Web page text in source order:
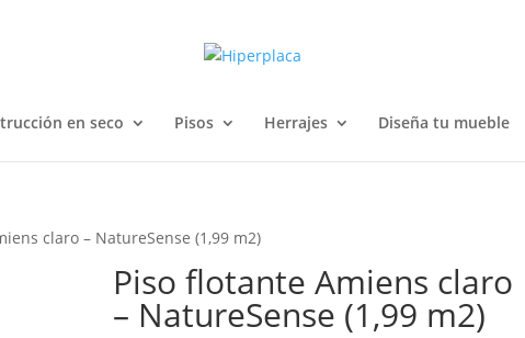
en seco Pisos Herrajes Diseña tu mueble
claro – NatureSense (1,99 m2)
Piso flotante Amiens claro
– NatureSense (1,99 m2)